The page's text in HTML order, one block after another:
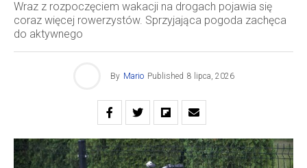
Wraz z rozpoczęciem wakacji na drogach pojawia się
coraz więcej rowerzystów. Sprzyjająca pogoda zachęca
do aktywnego
By Mario Published 8 lipca, 2026